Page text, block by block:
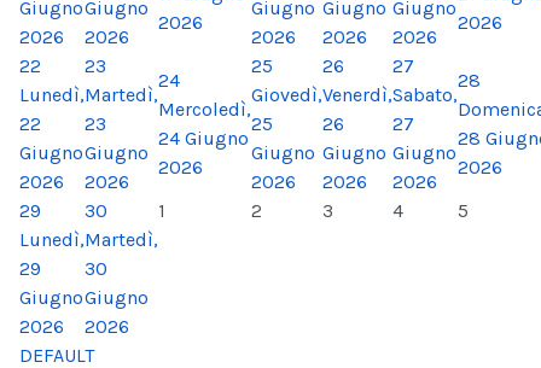
Giugno
2026
Giugno
2026
2026
Giugno
2026
Giugno
2026
Giugno
2026
2026
22
Lunedì,
22
Giugno
2026
23
Martedì,
23
Giugno
2026
24
Mercoledì,
24 Giugno
2026
25
Giovedì,
25
Giugno
2026
26
Venerdì,
26
Giugno
2026
27
Sabato,
27
Giugno
2026
28
28
2026
29
Lunedì,
29
Giugno
2026
30
Martedì,
30
Giugno
2026
1 2 3 4 5
DEFAULT